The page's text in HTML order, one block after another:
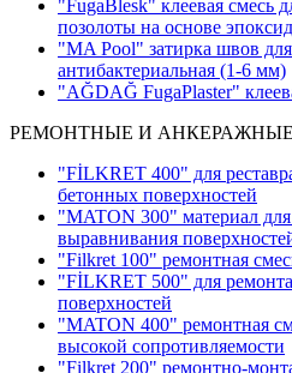
"FugaBlesk" клеевая смесь
позолоты на основе
"MA Pool" затирка швов
антибактериальная (1-6 мм)
"AĞDAĞ FugaPlaster"
РЕМОНТНЫЕ И
"FİLKRET 400" для
бетонных поверхностей
"MATON 300" материал
выравнивания
"Filkret 100" ремонтная
"FİLKRET 500" для
поверхностей
"MATON 400" ремонтная
высокой сопротивляемости
"Filkret 200" pемонтно-